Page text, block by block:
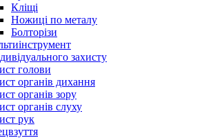
Кліщі
Ножиці по металу
Болторізи
захисту
голови
органів дихання
органів зору
органів слуху
рук